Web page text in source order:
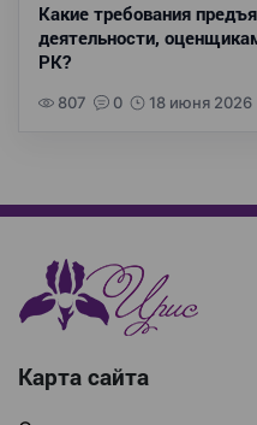
Какие требования
деятельности,
РК?
807 0 18 июня 2026
Карта сайта